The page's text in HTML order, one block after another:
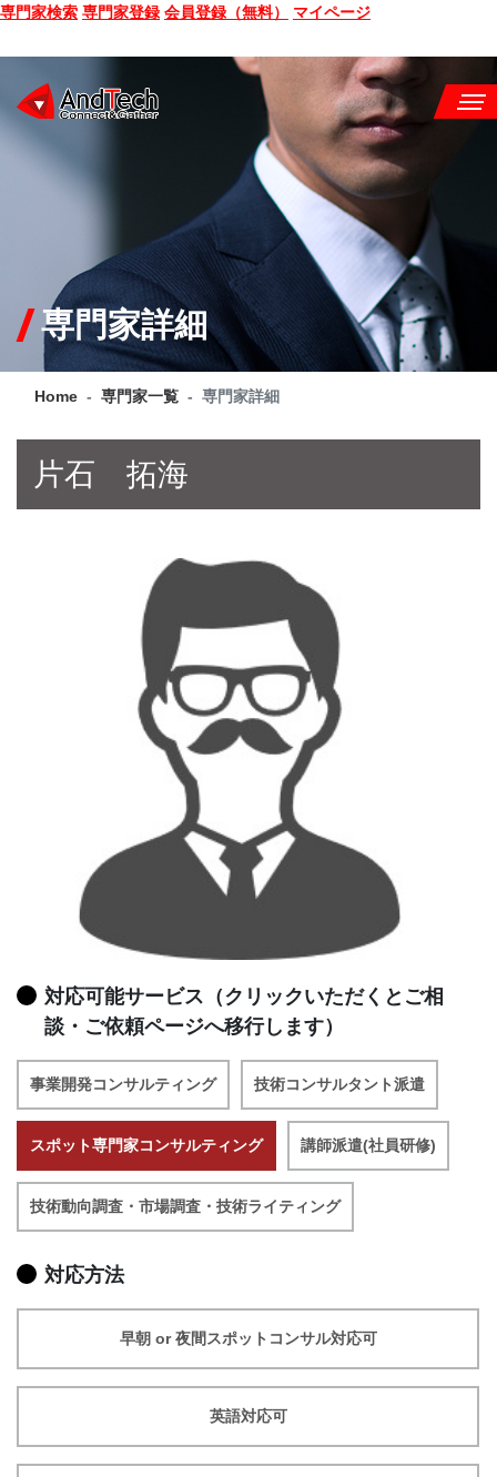
専門家検索 専門家登録 会員登録（無料） マイページ
CONSULTING
SERVICE
COMPANY
Q&A
専門家詳細
Home 専門家一覧 専門家詳細
片石 拓海
対応可能サービス（クリックいただくとご相
談・ご依頼ページへ移行します）
事業開発コンサルティング 技術コンサルタント派遣
スポット専門家コンサルティング 講師派遣(社員研修)
技術動向調査・市場調査・技術ライティング
対応方法
早朝 or 夜間スポットコンサル対応可
英語対応可